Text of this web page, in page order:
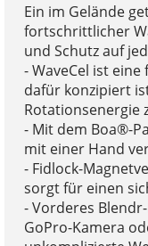
Ein im Gelände
fortschrittlicher
und Schutz auf
- WaveCel ist
dafür konzipiert
Rotationsenergie
- Mit dem Boa®-
mit einer Hand
- Fidlock-
sorgt für einen
- Vorderes
GoPro-Kamera